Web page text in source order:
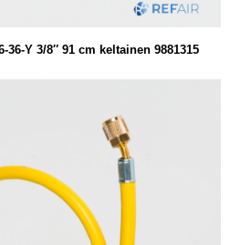
36-Y 3/8″ 91 cm keltainen 9881315